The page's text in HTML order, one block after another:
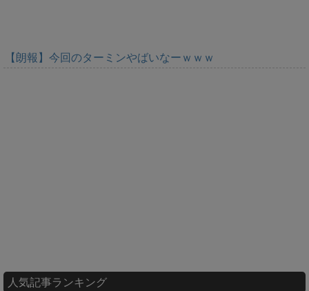
【朗報】今回のターミンやばいなーｗｗｗ
人気記事ランキング